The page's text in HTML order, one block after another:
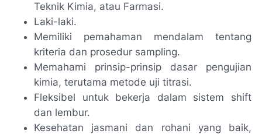
Teknik Kimia, atau Farmasi.
Laki-laki.
Memiliki pemahaman mendalam tentang
kriteria dan prosedur sampling.
Memahami prinsip-prinsip dasar pengujian
kimia, terutama metode uji titrasi.
Fleksibel untuk bekerja dalam sistem shift
dan lembur.
Kesehatan jasmani dan rohani yang baik,